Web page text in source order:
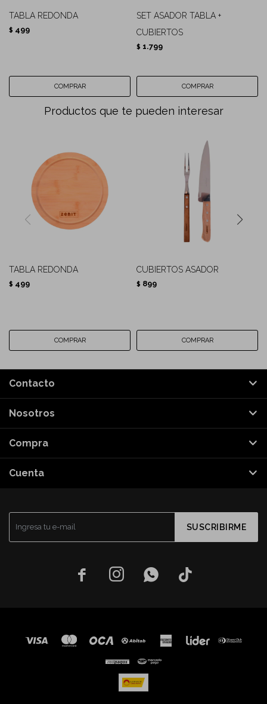
TABLA REDONDA
$ 499
SET ASADOR TABLA +
CUBIERTOS
$ 1.799
Productos que te pueden interesar
TABLA REDONDA
$ 499
CUBIERTOS ASADOR
$ 899
SUSCRIBIRME
   
Contacto
Nosotros
Compra
Cuenta